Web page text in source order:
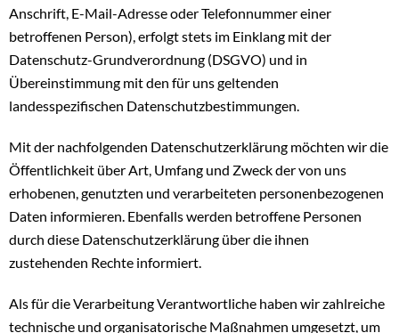
Anschrift, E-Mail-Adresse oder Telefonnummer einer
betroffenen Person), erfolgt stets im Einklang mit der
Datenschutz-Grundverordnung (DSGVO) und in
Übereinstimmung mit den für uns geltenden
landesspezifischen Datenschutzbestimmungen.
Mit der nachfolgenden Datenschutzerklärung möchten wir die
Öffentlichkeit über Art, Umfang und Zweck der von uns
erhobenen, genutzten und verarbeiteten personenbezogenen
Daten informieren. Ebenfalls werden betroffene Personen
durch diese Datenschutzerklärung über die ihnen
zustehenden Rechte informiert.
Als für die Verarbeitung Verantwortliche haben wir zahlreiche
technische und organisatorische Maßnahmen umgesetzt, um